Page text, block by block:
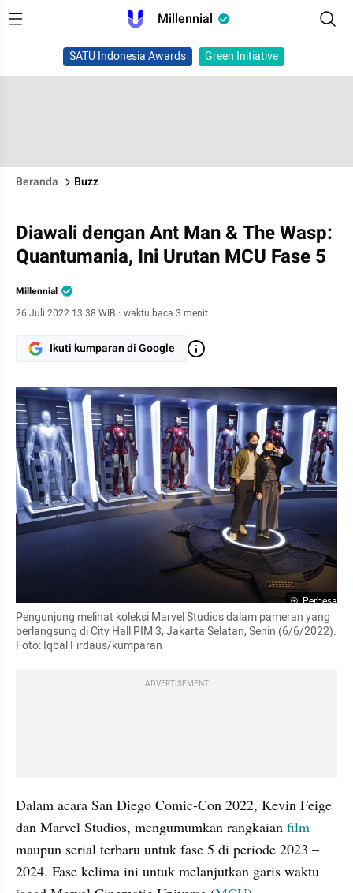
Millennial
SATU Indonesia Awards Green Initiative
Beranda Buzz
Diawali dengan Ant Man & The Wasp:
Quantumania, Ini Urutan MCU Fase 5
Millennial
26 Juli 2022 13:38 WIB · waktu baca 3 menit
Ikuti kumparan di Google
Perbesar
Pengunjung melihat koleksi Marvel Studios dalam pameran yang
berlangsung di City Hall PIM 3, Jakarta Selatan, Senin (6/6/2022).
Foto: Iqbal Firdaus/kumparan
ADVERTISEMENT
Dalam acara San Diego Comic-Con 2022, Kevin Feige
dan Marvel Studios, mengumumkan rangkaian
maupun serial terbaru untuk fase 5 di periode 2023 –
2024. Fase kelima ini untuk melanjutkan garis waktu